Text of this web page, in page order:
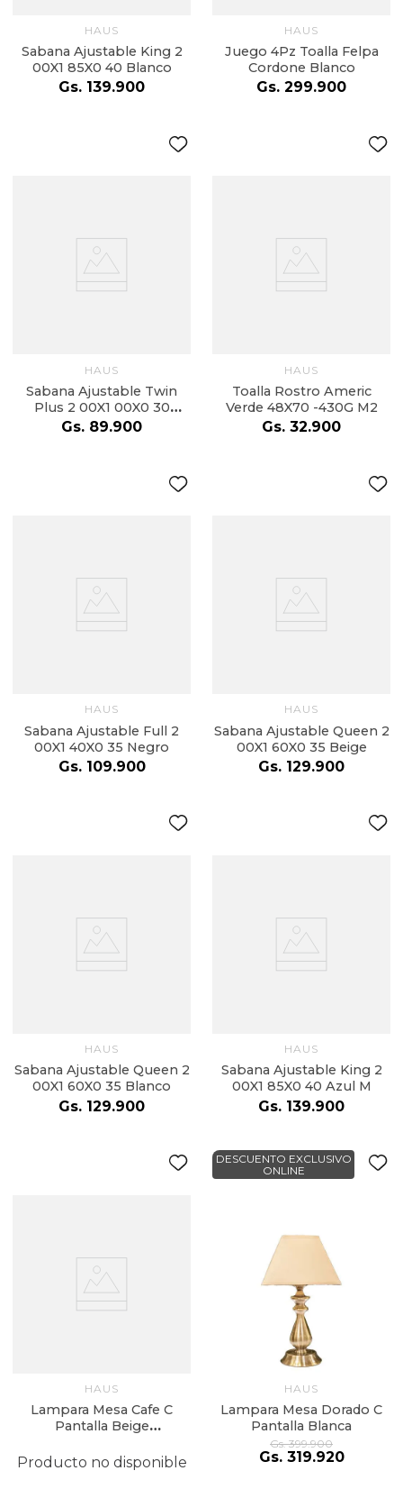
HAUS
Sabana Ajustable King 2
00X1 85X0 40 Blanco
Gs. 139.900
HAUS
Juego 4Pz Toalla Felpa
Cordone Blanco
Gs. 299.900
HAUS
Sabana Ajustable Twin
Plus 2 00X1 00X0 30
Blanco
Gs. 89.900
HAUS
Toalla Rostro Americ
Verde 48X70 -430G M2
Gs. 32.900
HAUS
Sabana Ajustable Full 2
00X1 40X0 35 Negro
Gs. 109.900
HAUS
Sabana Ajustable Queen 2
00X1 60X0 35 Beige
Gs. 129.900
HAUS
Sabana Ajustable Queen 2
00X1 60X0 35 Blanco
Gs. 129.900
HAUS
Sabana Ajustable King 2
00X1 85X0 40 Azul M
Gs. 139.900
HAUS
Lampara Mesa Cafe C
Pantalla Beige
Base Linen Shade
Producto no disponible
DESCUENTO EXCLUSIVO
ONLINE
HAUS
Lampara Mesa Dorado C
Pantalla Blanca
Gs. 399.900
Gs. 319.920